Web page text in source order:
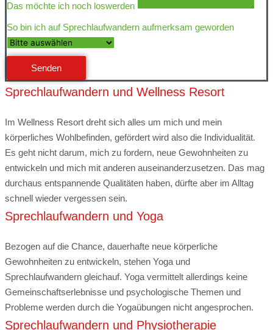
Das möchte ich noch loswerden
So bin ich auf Sprechlaufwandern aufmerksam geworden
Senden
Sprechlaufwandern und Wellness Resort
Im Wellness Resort dreht sich alles um mich und mein
körperliches Wohlbefinden, gefördert wird also die Individualität.
Es geht nicht darum, mich zu fordern, neue Gewohnheiten zu
entwickeln und mich mit anderen auseinanderzusetzen. Das mag
durchaus entspannende Qualitäten haben, dürfte aber im Alltag
schnell wieder vergessen sein.
Sprechlaufwandern und Yoga
Bezogen auf die Chance, dauerhafte neue körperliche
Gewohnheiten zu entwickeln, stehen Yoga und
Sprechlaufwandern gleichauf. Yoga vermittelt allerdings keine
Gemeinschaftserlebnisse und psychologische Themen und
Probleme werden durch die Yogaübungen nicht angesprochen.
Sprechlaufwandern und Physiotherapie